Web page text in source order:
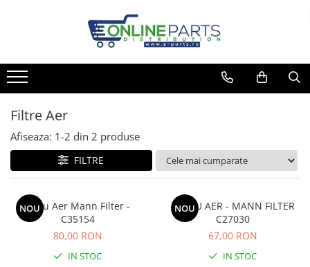
Toate Produsele
Filtre Ulei
Filtre Aer
Filtre Combustibil
Set Placute Frana
Kit Distributie
Pachet Revizii cutii automate
Becuri Auto 12V
Filtre Aer
Afiseaza: 1-2 din 2 produse
FILTRE
NOU
Filtru Aer Mann Filter -
C35154
80,00 RON
IN STOC
NOU
FILTRU AER - MANN FILTER
C27030
67,00 RON
IN STOC